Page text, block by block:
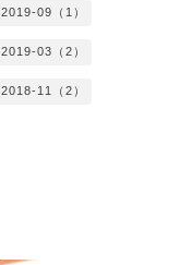
2019-09（1）
2019-03（2）
2018-11（2）